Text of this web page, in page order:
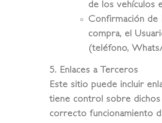
de los vehículos
Confirmación de
compra, el
(teléfono,
5. Enlaces a Terceros
Este sitio puede incluir
tiene control sobre dichos
correcto funcionamiento